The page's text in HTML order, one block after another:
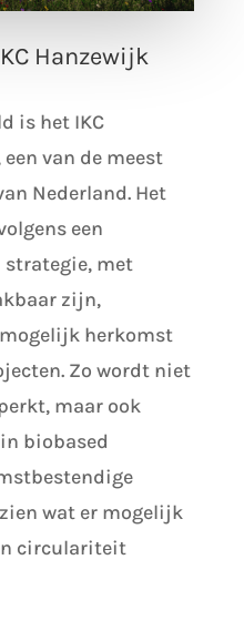
Hanzewijk
is het IKC
van de meest
Nederland. Het
een
met
zijn,
herkomst
Zo wordt niet
maar ook
biobased
wat er mogelijk
circulariteit